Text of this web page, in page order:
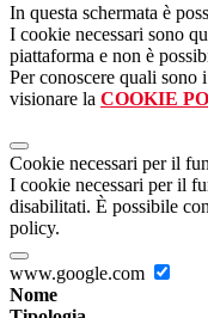
In questa schermata è
I cookie necessari sono
piattaforma e non è
Per conoscere quali sono
visionare la COOKIE
Cookie necessari per il
I cookie necessari per il
disabilitati. È possibile
policy.
www.google.com
Nome